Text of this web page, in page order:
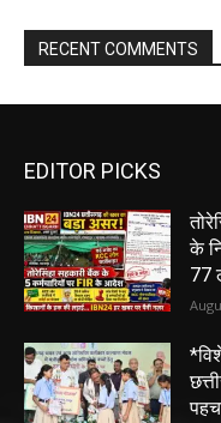
RECENT COMMENTS
EDITOR PICKS
के
77